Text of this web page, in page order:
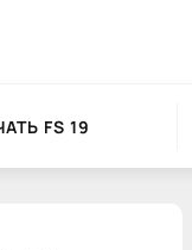
FS 19